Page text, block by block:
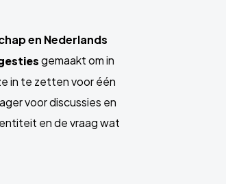
en Nederlands
gemaakt om in
in te zetten voor één
voor discussies en
en de vraag wat